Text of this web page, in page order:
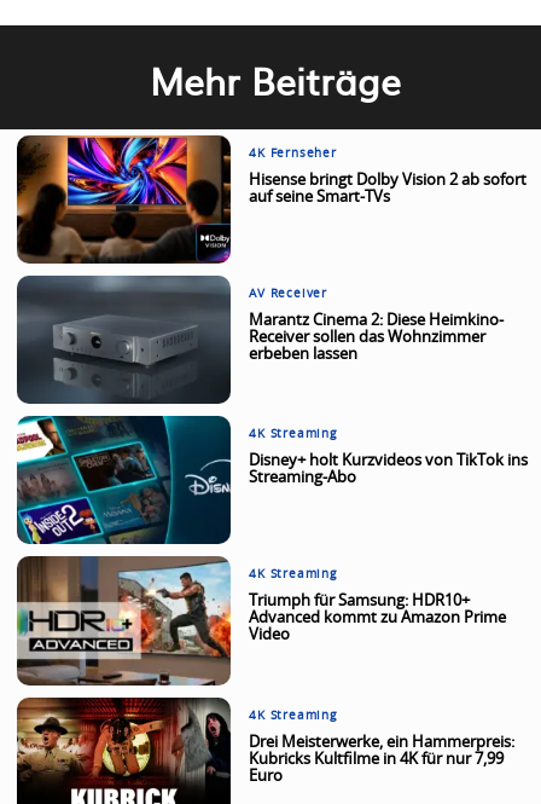
Mehr Beiträge
4K Fernseher
Hisense bringt Dolby Vision 2 ab sofort
auf seine Smart-TVs
AV Receiver
Marantz Cinema 2: Diese Heimkino-
Receiver sollen das Wohnzimmer
erbeben lassen
4K Streaming
Disney+ holt Kurzvideos von TikTok ins
Streaming-Abo
4K Streaming
Triumph für Samsung: HDR10+
Advanced kommt zu Amazon Prime
Video
4K Streaming
Drei Meisterwerke, ein Hammerpreis:
Kubricks Kultfilme in 4K für nur 7,99
Euro